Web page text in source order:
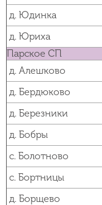
д. Юдинка
д. Юриха
Парское СП
д. Алешково
д. Бердюково
д. Березники
д. Бобры
с. Болотново
с. Бортницы
д. Борщево